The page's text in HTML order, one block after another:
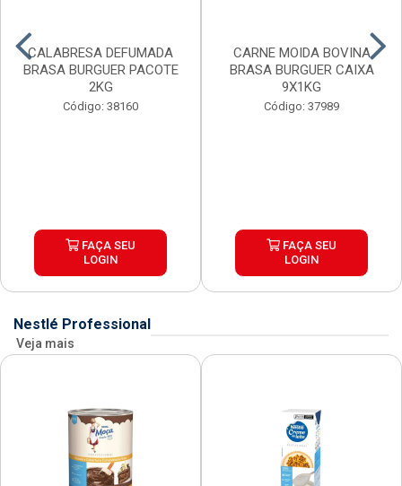
CALABRESA DEFUMADA
BRASA BURGUER PACOTE
2KG
Código: 38160
FAÇA SEU
LOGIN
CARNE MOIDA BOVINA
BRASA BURGUER CAIXA
9X1KG
Código: 37989
FAÇA SEU
LOGIN
Nestlé Professional
Veja mais